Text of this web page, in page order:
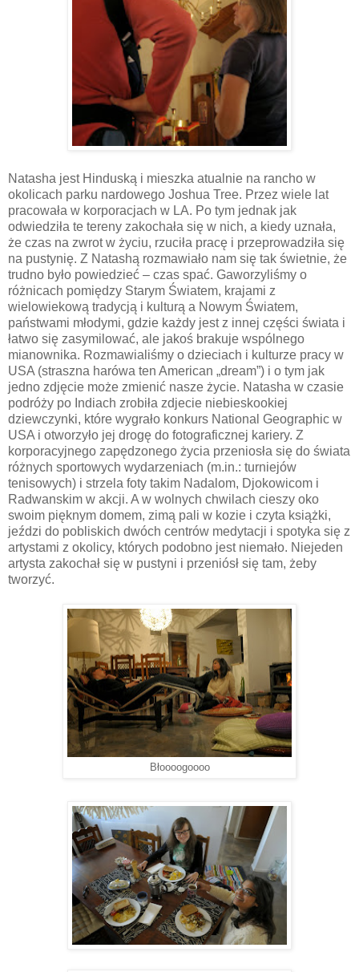
Natasha jest Hinduską i mieszka atualnie na rancho w
okolicach parku nardowego Joshua Tree. Przez wiele lat
pracowała w korporacjach w LA. Po tym jednak jak
odwiedziła te tereny zakochała się w nich, a kiedy uznała,
że czas na zwrot w życiu, rzuciła pracę i przeprowadziła się
na pustynię. Z Natashą rozmawiało nam się tak świetnie, że
trudno było powiedzieć – czas spać. Gaworzyliśmy o
różnicach pomiędzy Starym Światem, krajami z
wielowiekową tradycją i kulturą a Nowym Światem,
państwami młodymi, gdzie każdy jest z innej części świata i
łatwo się zasymilować, ale jakoś brakuje wspólnego
mianownika. Rozmawialiśmy o dzieciach i kulturze pracy w
USA (straszna harówa ten American „dream”) i o tym jak
jedno zdjęcie może zmienić nasze życie. Natasha w czasie
podróży po Indiach zrobiła zdjecie niebieskookiej
dziewczynki, które wygrało konkurs National Geographic w
USA i otworzyło jej drogę do fotograficznej kariery. Z
korporacyjnego zapędzonego życia przeniosła się do świata
różnych sportowych wydarzeniach (m.in.: turniejów
tenisowych) i strzela foty takim Nadalom, Djokowicom i
Radwanskim w akcji. A w wolnych chwilach cieszy oko
swoim pięknym domem, zimą pali w kozie i czyta książki,
jeździ do pobliskich dwóch centrów medytacji i spotyka się z
artystami z okolicy, których podobno jest niemało. Niejeden
artysta zakochał się w pustyni i przeniósł się tam, żeby
tworzyć.
Błoooogoooo